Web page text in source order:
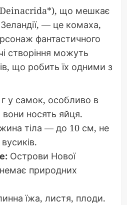
що мешкає
— це комаха,
фантастичного
створіння можуть
що робить їх одними з
у самок, особливо в
вони носять яйця.
тіла — до 10 см, не
Острови Нової
немає природних
їжа, листя, плоди.